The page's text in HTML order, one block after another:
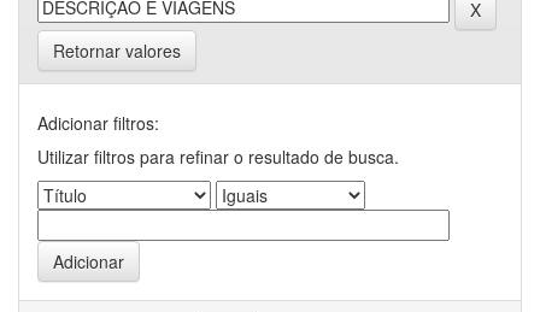
Retornar valores
Adicionar filtros:
Utilizar filtros para refinar o resultado de busca.